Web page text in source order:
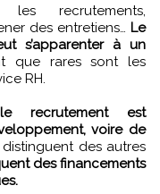
des entretiens… Le
s’apparenter à un
que rares sont les
RH.
recrutement est
voire de
des autres
des financements